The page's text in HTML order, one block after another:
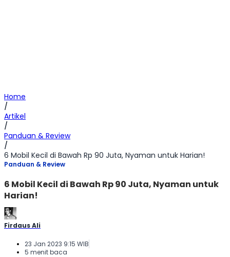
Home
/
Artikel
/
Panduan & Review
/
6 Mobil Kecil di Bawah Rp 90 Juta, Nyaman untuk Harian!
Panduan & Review
6 Mobil Kecil di Bawah Rp 90 Juta, Nyaman untuk
Harian!
Firdaus Ali
23 Jan 2023 9:15 WIB
5 menit baca